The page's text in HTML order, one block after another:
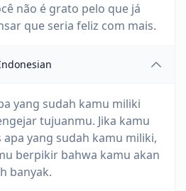
não é grato pelo que já
que seria feliz com mais.
yang sudah kamu miliki
tujuanmu. Jika kamu
yang sudah kamu miliki,
berpikir bahwa kamu akan
banyak.